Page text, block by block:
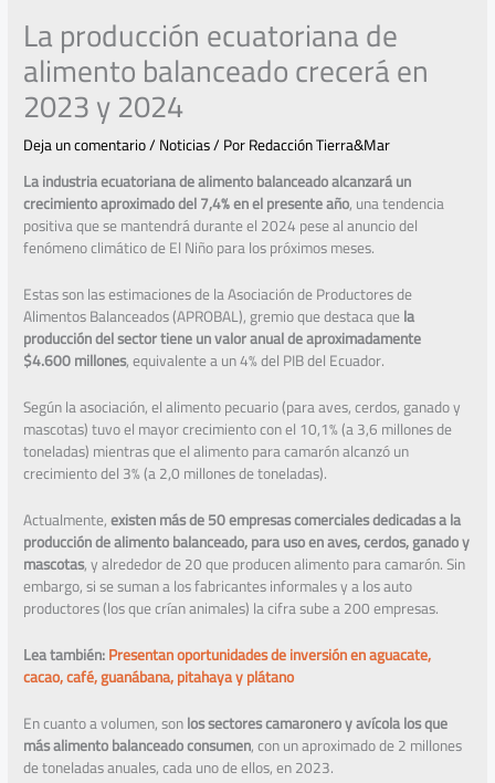
La producción ecuatoriana de
alimento balanceado crecerá en
2023 y 2024
Deja un comentario/Noticias/ PorRedacción Tierra&Mar
La industria ecuatoriana de alimento balanceado alcanzará un
crecimiento aproximado del 7,4% en el presente año, una tendencia
positiva que se mantendrá durante el 2024 pese al anuncio del
fenómeno climático de El Niño para los próximos meses.
Estas son las estimaciones de la Asociación de Productores de
Alimentos Balanceados (APROBAL), gremio que destaca quela
producción del sector tiene un valor anual de aproximadamente
$4.600 millones, equivalente a un 4% del PIB del Ecuador.
Según la asociación, el alimento pecuario (para aves, cerdos, ganado y
mascotas) tuvo el mayor crecimiento con el 10,1% (a 3,6 millones de
toneladas) mientras que el alimento para camarón alcanzó un
crecimiento del 3% (a 2,0 millones de toneladas).
Actualmente,existen más de 50 empresas comerciales dedicadas a la
producción de alimento balanceado, para uso en aves, cerdos, ganado y
mascotas, y alrededor de 20 que producen alimento para camarón. Sin
embargo, si se suman a los fabricantes informales y a los auto
productores (los que crían animales) la cifra sube a 200 empresas.
Lea también:Presentan oportunidades de inversión en aguacate,
cacao, café, guanábana, pitahaya y plátano
En cuanto a volumen, sonlos sectores camaronero y avícola los que
más alimento balanceado consumen, con un aproximado de 2 millones
de toneladas anuales, cada uno de ellos, en 2023.